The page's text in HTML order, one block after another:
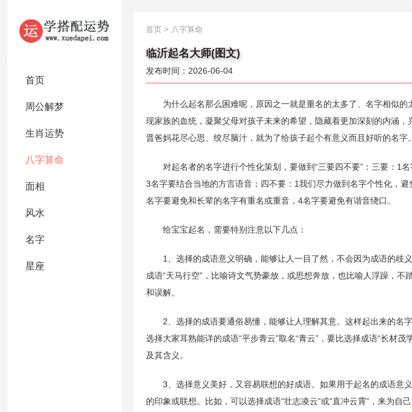
首页
周公解梦
生肖运势
八字算命
面相
风水
名字
星座
首页 > 八字算命
临沂起名大师(图文)
发布时间：2026-06-04
为什么起名那么困难呢，原因之一就是重名的太多了、名字相似的
现家族的血统，凝聚父母对孩子未来的希望，隐藏着更加深刻的内涵
晋爸妈花尽心思、绞尽脑汁，就为了给孩子起个有意义而且好听的名字。
对起名者的名字进行个性化策划，要做到“三要四不要”：三要：1名
3名字要结合当地的方言语音；四不要：1我们尽力做到名字个性化，
名字要避免和长辈的名字有重名或重音，4名字要避免有谐音绕口。
给宝宝起名，需要特别注意以下几点：
1、选择的成语意义明确，能够让人一目了然，不会因为成语的歧义
成语“天马行空”，比喻诗文气势豪放，或思想奔放，也比喻人浮躁，不
和误解。
2、选择的成语要通俗易懂，能够让人理解其意。这样起出来的名字
选择大家耳熟能详的成语“平步青云”取名“青云”，要比选择成语“长材
及其含义。
3、选择意义美好，又容易联想的好成语。如果用于起名的成语意
的印象或联想。比如，可以选择成语“壮志凌云”或“直冲云霄”，来为自